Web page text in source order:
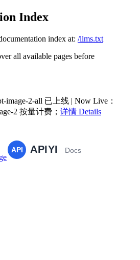
Index
index at: /llms.txt
all available pages before
image-2-all 已上线 | Now Live ：
2 按量计费； 详情 Details